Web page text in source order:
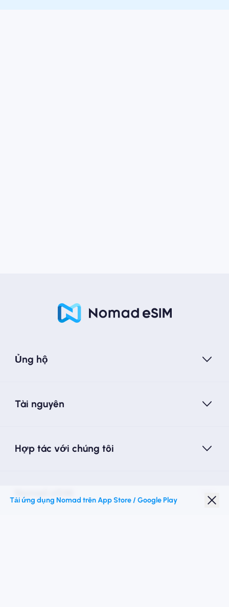
Ủng hộ
Tài nguyên
Hợp tác với chúng tôi
Tải ứng dụng Nomad trên App Store / Google Play